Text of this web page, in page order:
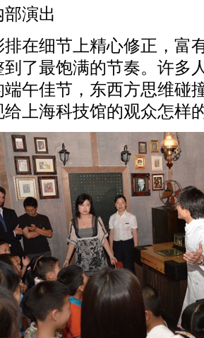
演出
细节上精心修正，富
了最饱满的节奏。许多
午佳节，东西方思维碰
上海科技馆的观众怎样